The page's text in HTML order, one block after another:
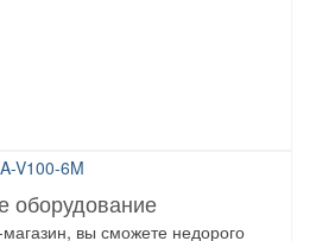
оборудование
вы сможете недорого